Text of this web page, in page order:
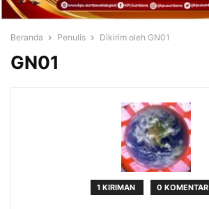
Beranda Penulis Dikirim oleh GN01
GN01
1 KIRIMAN 0 KOMENTAR